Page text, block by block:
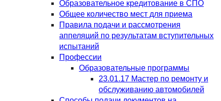
Образовательное кредитование в СПО
Общее количество мест для приема
Правила подачи и рассмотрения
аппеляций по результатам вступительных
испытаний
Профессии
Образовательные программы
23.01.17 Мастер по ремонту и
обслуживанию автомобилей